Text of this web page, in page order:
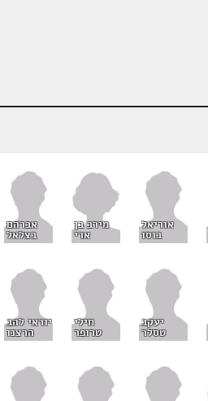
אוריאל
בוסו
מירב בן
ארי
אברהם
בצלאל
יעקב
טסלר
חילי
טרופר
יוראי להב
הרצנו